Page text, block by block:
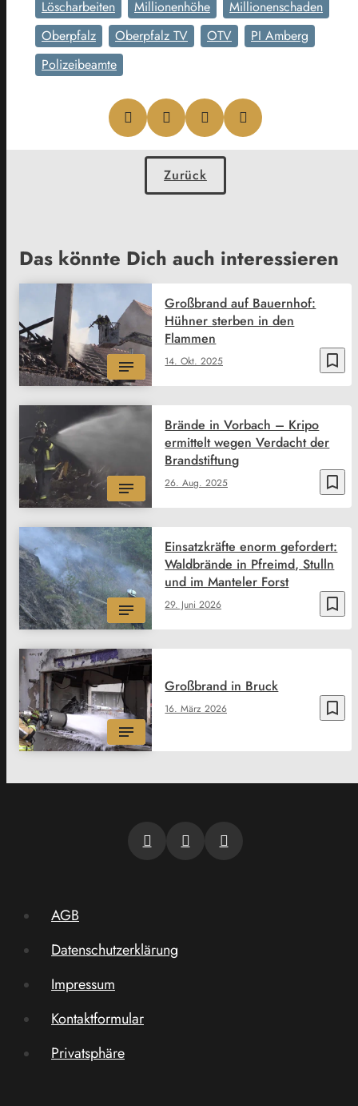
Löscharbeiten
Millionenhöhe
Millionenschaden
Oberpfalz
Oberpfalz TV OTV
PI Amberg
Polizeibeamte
Zurück
Das könnte Dich auch interessieren
bookmark_border
14. Okt. 2025
Großbrand auf Bauernhof:
Hühner sterben in den
Flammen
bookmark_border
26. Aug. 2025
Brände in Vorbach – Kripo
ermittelt wegen Verdacht der
Brandstiftung
bookmark_border
29. Juni 2026
Einsatzkräfte enorm gefordert:
Waldbrände in Pfreimd, Stulln
und im Manteler Forst
bookmark_border
16. März 2026
Großbrand in Bruck
AGB
Datenschutzerklärung
Impressum
Kontaktformular
Privatsphäre